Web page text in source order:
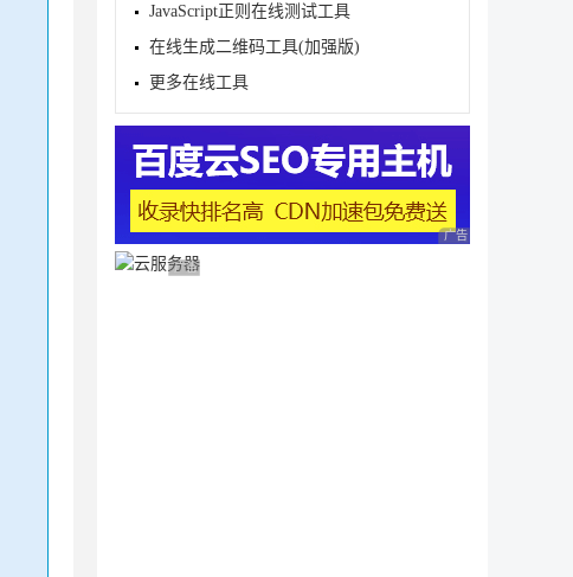
JavaScript正则在线测试工具
在线生成二维码工具(加强版)
更多在线工具
广告 商业广告，理性
广告 商业广告，理性选择